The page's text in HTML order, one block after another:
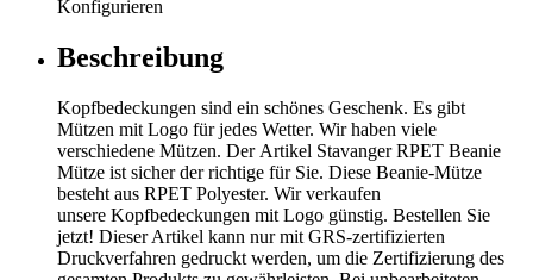
Konfigurieren
Beschreibung
Kopfbedeckungen sind ein schönes Geschenk. Es gibt
Mützen mit Logo für jedes Wetter. Wir haben viele
verschiedene Mützen. Der Artikel Stavanger RPET Beanie
Mütze ist sicher der richtige für Sie. Diese Beanie-Mütze
besteht aus RPET Polyester. Wir verkaufen
unsere Kopfbedeckungen mit Logo günstig. Bestellen Sie
jetzt! Dieser Artikel kann nur mit GRS-zertifizierten
Druckverfahren gedruckt werden, um die Zertifizierung des